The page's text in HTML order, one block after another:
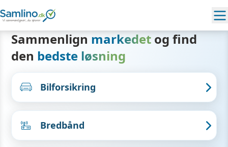
Sammenlign markedet og find
den bedste løsning
Bilforsikring
Bredbånd